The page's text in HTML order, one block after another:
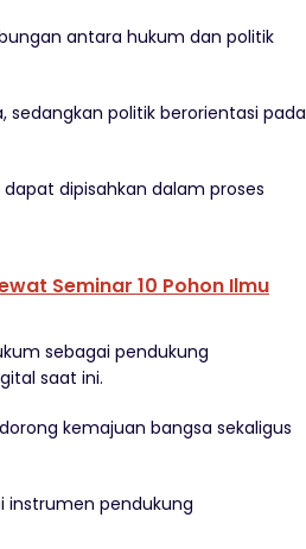
antara hukum dan politik
politik berorientasi pada
dipisahkan dalam proses
Seminar 10 Pohon Ilmu
sebagai pendukung
saat ini.
kemajuan bangsa sekaligus
instrumen pendukung